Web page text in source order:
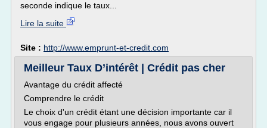
seconde indique le taux...
Lire la suite
Site : http://www.emprunt-et-credit.com
Meilleur Taux D’intérêt | Crédit pas cher
Avantage du crédit affecté
Comprendre le crédit
Le choix d'un crédit étant une décision importante car il
vous engage pour plusieurs années, nous avons ouvert